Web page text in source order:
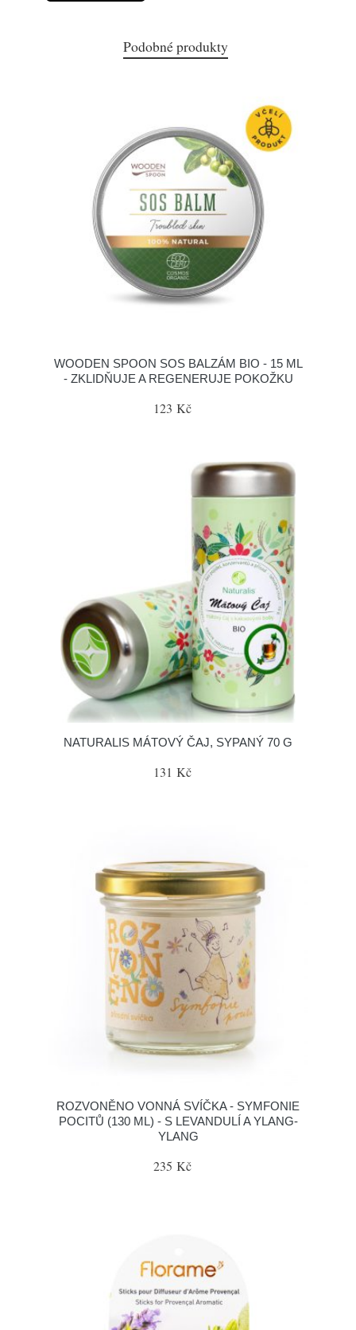
Podobné produkty
WOODEN SPOON SOS BALZÁM BIO - 15 ML
- ZKLIDŇUJE A REGENERUJE POKOŽKU
123 Kč
NATURALIS MÁTOVÝ ČAJ, SYPANÝ 70 G
131 Kč
ROZVONĚNO VONNÁ SVÍČKA - SYMFONIE
POCITŮ (130 ML) - S LEVANDULÍ A YLANG-
YLANG
235 Kč